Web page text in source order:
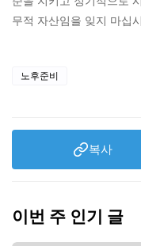
무적 자산임을 잊지 마십
노후준비
복사
이번 주 인기 글